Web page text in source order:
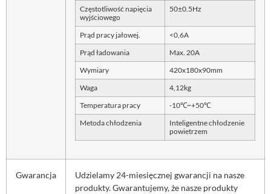
Częstotliwość napięcia
wyjściowego
50±0.5Hz
Prąd pracy jałowej. <0,6A
Prąd ładowania Max. 20A
Wymiary 420x180x90mm
Waga 4,12kg
Temperatura pracy -10℃~+50℃
Metoda chłodzenia
Inteligentne chłodzenie
powietrzem
Gwarancja
Udzielamy 24-miesięcznej gwarancji na nasze
produkty. Gwarantujemy, że nasze produkty